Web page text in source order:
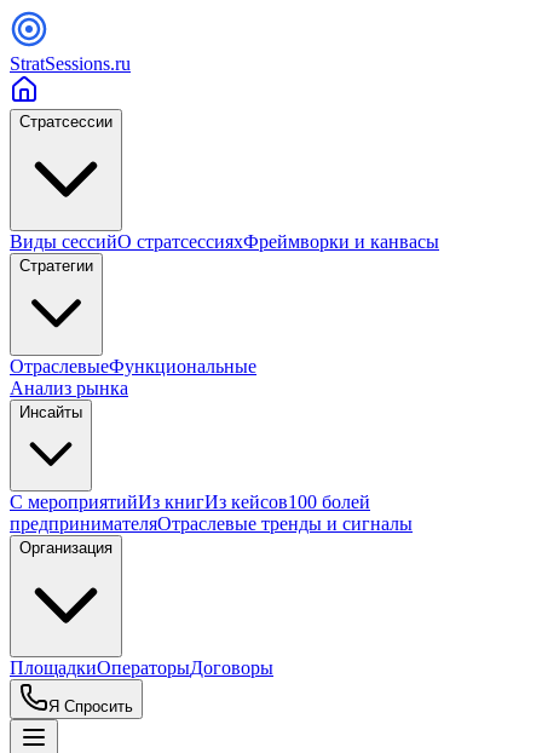
StratSessions.ru
Стратсессии
Виды сессийО стратсессияхФреймворки и канвасы
Стратегии
ОтраслевыеФункциональные
Анализ рынка
Инсайты
С мероприятийИз книгИз кейсов100 болей
предпринимателяОтраслевые тренды и сигналы
Организация
ПлощадкиОператорыДоговоры
Я Спросить